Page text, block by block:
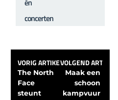
én
concerten
VORIG ARTIKEL
The North
Face
steunt
VOLGEND ARTIKEL
Maak een
schoon
kampvuur